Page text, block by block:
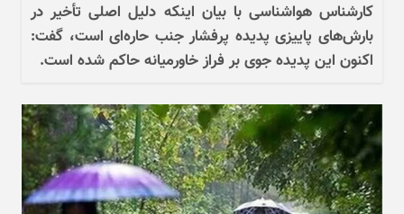
کارشناس هواشناسی با بیان اینکه دلیل اصلی تأخیر در
بارش‌های پاییزی پدیده پرفشار جنب حاره‌ای است، گفت:
اکنون این پدیده جوی بر فراز خاورمیانه حاکم شده است.